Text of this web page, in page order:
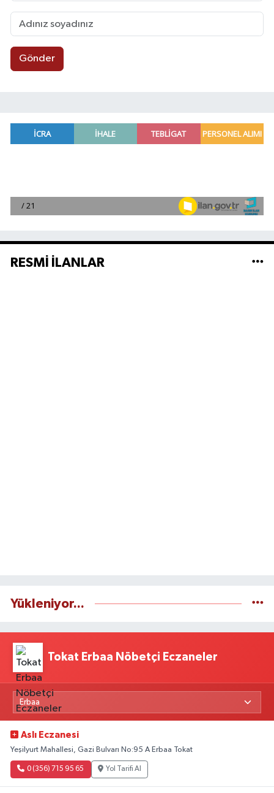
Gönder
RESMİ İLANLAR
Yükleniyor...
Tokat Erbaa Nöbetçi Eczaneler
Aslı Eczanesi
Yeşilyurt Mahallesi, Gazi Bulvarı No:95 A Erbaa Tokat
0 (356) 715 95 65 Yol Tarifi Al